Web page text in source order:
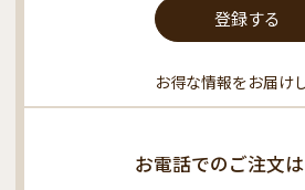
登録する
お得な情報をお届け
お電話でのご注文